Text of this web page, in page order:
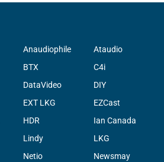
Anaudiophile Ataudio
BTX C4i
DataVideo DIY
EXT LKG EZCast
HDR Ian Canada
Lindy LKG
Netio Newsmay